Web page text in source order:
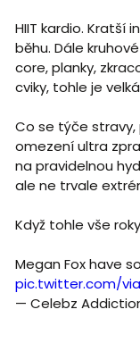
HIIT kardio. Kratší
běhu. Dále
core, planky,
cviky, tohle je
Co se týče stravy,
omezení ultra
na pravidelnou
ale ne trvale
Když tohle vše
Megan Fox have
pic.twitter.com/
— Celebz